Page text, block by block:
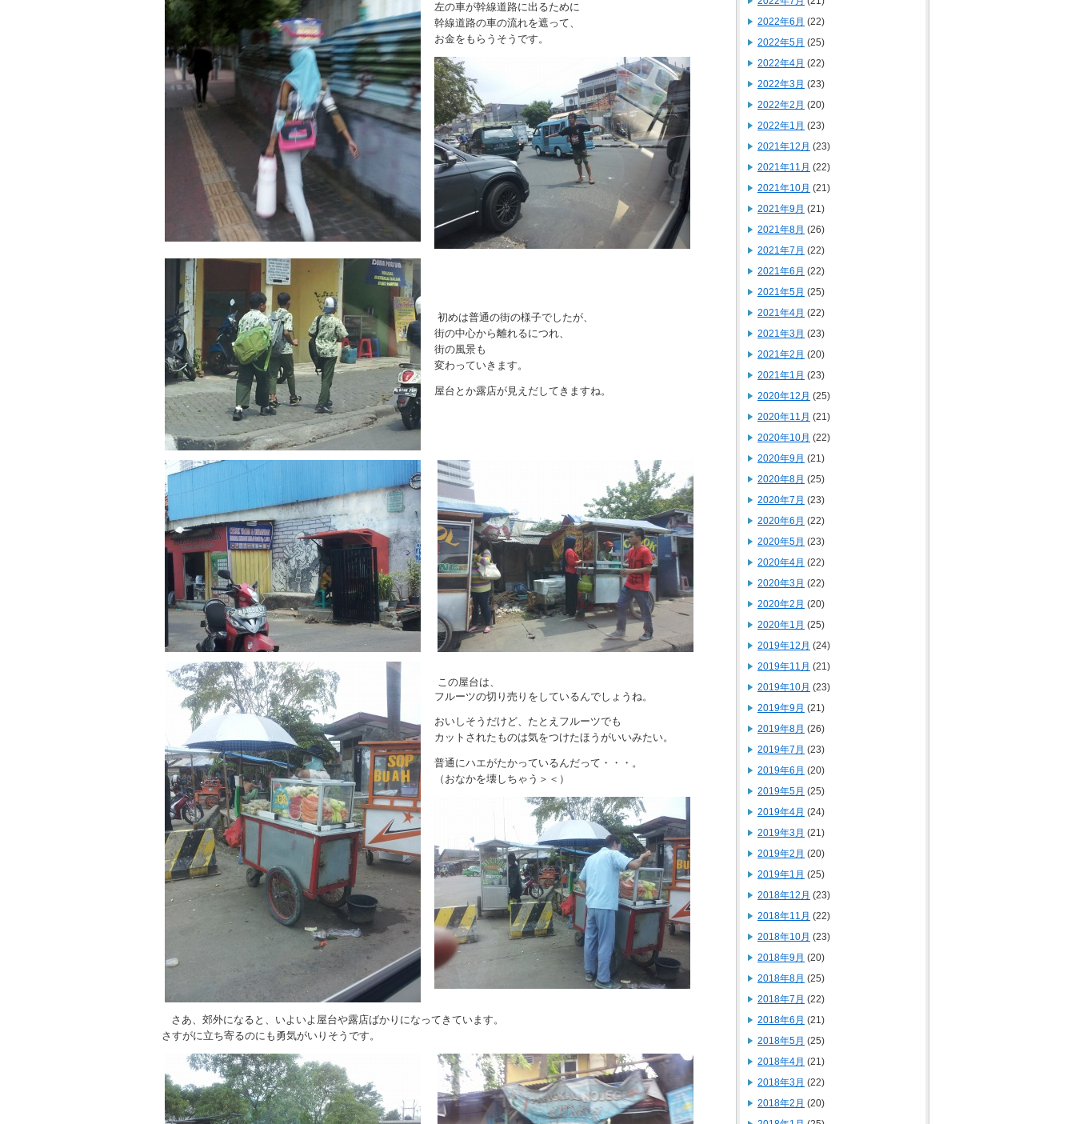
左の車が幹線道路に出るために
幹線道路の車の流れを遮って、
お金をもらうそうです。
初めは普通の街の様子でしたが、
街の中心から離れるにつれ、
街の風景も
変わっていきます。
屋台とか露店が見えだしてきますね。
この屋台は、
フルーツの切り売りをしているんでしょうね。
おいしそうだけど、たとえフルーツでも
カットされたものは気をつけたほうがいいみたい。
普通にハエがたかっているんだって・・・。
（おなかを壊しちゃう＞＜）
さあ、郊外になると、いよいよ屋台や露店ばかりになってきています。
さすがに立ち寄るのにも勇気がいりそうです。
2022年6月 (22)
2022年5月 (25)
2022年4月 (22)
2022年3月 (23)
2022年2月 (20)
2022年1月 (23)
2021年12月 (23)
2021年11月 (22)
2021年10月 (21)
2021年9月 (21)
2021年8月 (26)
2021年7月 (22)
2021年6月 (22)
2021年5月 (25)
2021年4月 (22)
2021年3月 (23)
2021年2月 (20)
2021年1月 (23)
2020年12月 (25)
2020年11月 (21)
2020年10月 (22)
2020年9月 (21)
2020年8月 (25)
2020年7月 (23)
2020年6月 (22)
2020年5月 (23)
2020年4月 (22)
2020年3月 (22)
2020年2月 (20)
2020年1月 (25)
2019年12月 (24)
2019年11月 (21)
2019年10月 (23)
2019年9月 (21)
2019年8月 (26)
2019年7月 (23)
2019年6月 (20)
2019年5月 (25)
2019年4月 (24)
2019年3月 (21)
2019年2月 (20)
2019年1月 (25)
2018年12月 (23)
2018年11月 (22)
2018年10月 (23)
2018年9月 (20)
2018年8月 (25)
2018年7月 (22)
2018年6月 (21)
2018年5月 (25)
2018年4月 (21)
2018年3月 (22)
2018年2月 (20)